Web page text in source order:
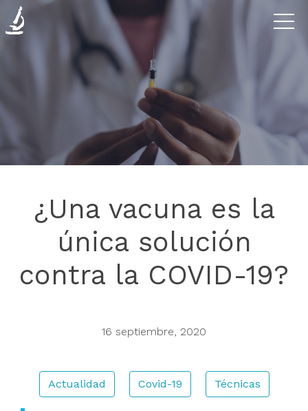
Clínica
¿Una vacuna es la
única solución
contra la COVID-19?
16 septiembre, 2020
Actualidad Covid-19 Técnicas